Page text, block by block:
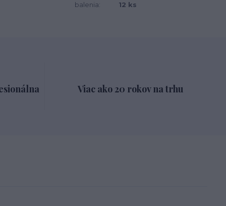
balenia:
12 ks
Viac ako 20 rokov na trhu